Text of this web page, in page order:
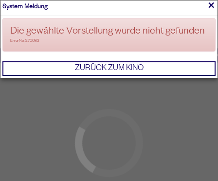
ANMELDEN
×
System Meldung
Die gewählte Vorstellung wurde nicht gefunden
ErrorNo. 270083
ZURÜCK ZUM KINO